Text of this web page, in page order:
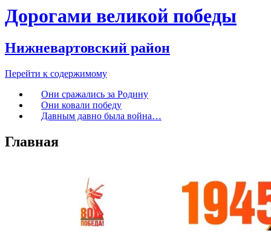
Дорогами великой победы
Нижневартовский район
Перейти к содержимому
Они сражались за Родину
Они ковали победу
Давным давно была война…
Главная